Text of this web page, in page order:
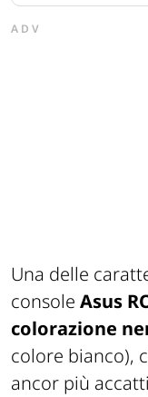
ADV
Una delle
console Asus
colorazione
colore bianco),
ancor più